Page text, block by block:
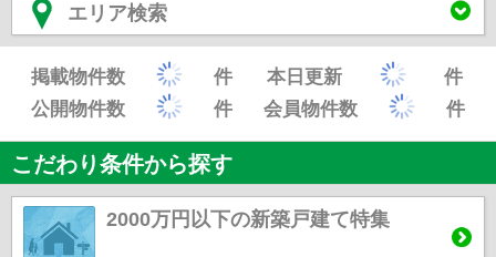
エリア検索
掲載物件数 件 本日更新
件
公開物件数
件 会員物件数 件
こだわり条件から探す
2000万円以下の新築戸建て特集